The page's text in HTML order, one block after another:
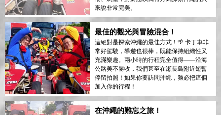
來說非常完美。
最佳的觀光與冒險混合！
這絕對是探索沖繩的最佳方式！🌴 卡丁車非
常好駕駛，導遊也很棒，既能保持組織性又
充滿樂趣。兩小時的行程完全值得——沿海
公路美不勝收，我們甚至在瀬長島附近短暫
停留拍照！如果你要訪問沖繩，務必把這個
加入你的行程！
在沖繩的難忘之旅！